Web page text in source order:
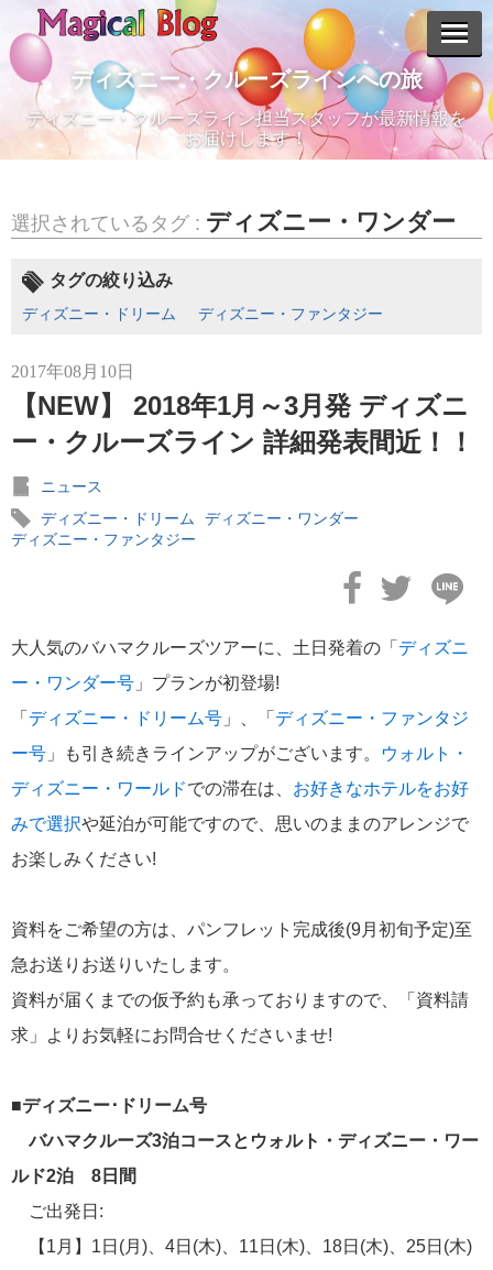
ディズニー・クルーズラインへの旅
ディズニー・クルーズライン担当スタッフが最新情報を
お届けします！
選択されているタグ : ディズニー・ワンダー
タグの絞り込み
ディズニー・ドリーム ディズニー・ファンタジー
2017年08月10日
【NEW】 2018年1月～3月発 ディズニ
ー・クルーズライン 詳細発表間近！！
ニュース
ディズニー・ドリーム
ディズニー・ワンダー
ディズニー・ファンタジー
大人気のバハマクルーズツアーに、土日発着の「 ディズニ
ー・ワンダー号 」プランが初登場!
「 ディズニー・ドリーム号 」、「 ディズニー・ファンタジ
ー号 」も引き続きラインアップがございます。
ウォルト・
ディズニー・ワールドでの滞在は、 お好きなホテルをお好
みで選択や延泊が可能ですので、思いのままのアレンジで
お楽しみください!
資料をご希望の方は、パンフレット完成後(9月初旬予定)至
急お送りお送りいたします。
資料が届くまでの仮予約も承っておりますので、「資料請
求」よりお気軽にお問合せくださいませ!
■ディズニー･ドリーム号
バハマクルーズ3泊コースとウォルト・ディズニー・ワー
ルド2泊 8日間
ご出発日:
【1月】1日(月)、4日(木)、11日(木)、18日(木)、25日(木)
エントリーリスト
【最新情報】待望の日本寄港！ディズニー・クルーズライン新
2023年09月22日
【旅行説明会】郵船トラベル/ディズニー・クルーズライン旅行
説明会 10月29日（日）
【ディズニー・ウィッシュ号】2023年10月以降ツアーパンフレ
ト完成！
2023年03月06日
【ディズニー・ウィッシュ号】2023年バハマクルーズ＆WDWツ
アー
2022年7月より運航！ディズニー・ウィッシュ号 最新情報
新造船ディズニー・ウィッシュ号最新情報！